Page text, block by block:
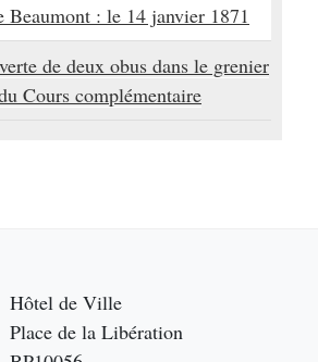
Beaumont : le 14 janvier 1871
de deux obus dans le grenier
Cours complémentaire
Hôtel de Ville
Place de la Libération